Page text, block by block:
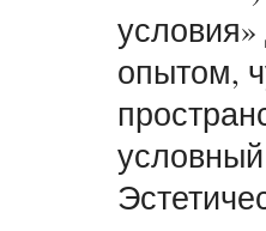
опытом,